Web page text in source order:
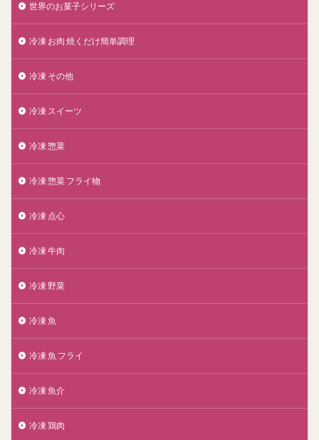
世界のお菓子シリーズ
冷凍 お肉 焼くだけ簡単調理
冷凍 その他
冷凍 スイーツ
冷凍 惣菜
冷凍 惣菜 フライ物
冷凍 点心
冷凍 牛肉
冷凍 野菜
冷凍 魚
冷凍 魚 フライ
冷凍 魚介
冷凍 鶏肉